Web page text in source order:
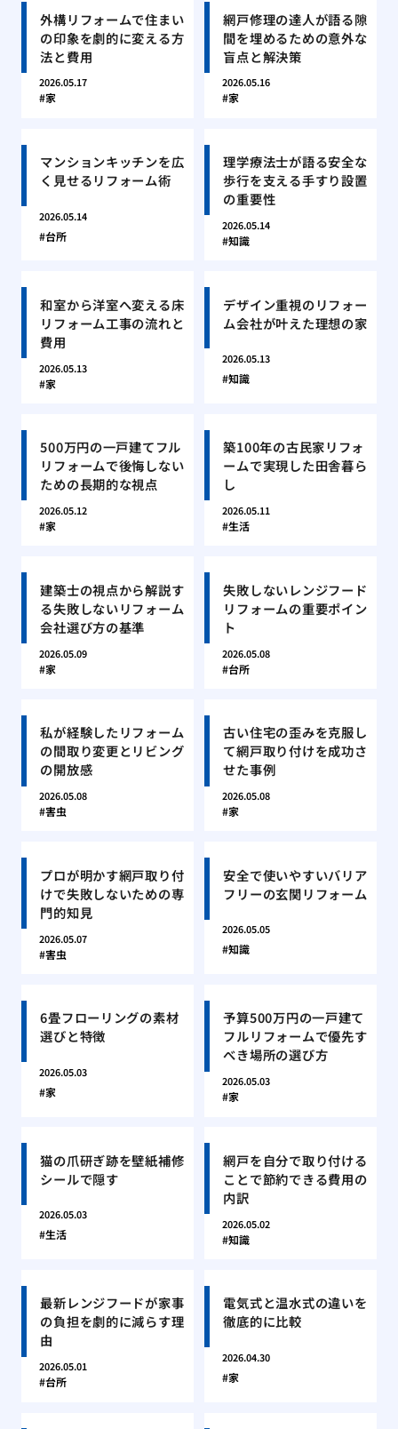
外構リフォームで住まい
の印象を劇的に変える方
法と費用
2026.05.17
家
網戸修理の達人が語る隙
間を埋めるための意外な
盲点と解決策
2026.05.16
家
マンションキッチンを広
く見せるリフォーム術
2026.05.14
台所
理学療法士が語る安全な
歩行を支える手すり設置
の重要性
2026.05.14
知識
和室から洋室へ変える床
リフォーム工事の流れと
費用
2026.05.13
家
デザイン重視のリフォー
ム会社が叶えた理想の家
2026.05.13
知識
500万円の一戸建てフル
リフォームで後悔しない
ための長期的な視点
2026.05.12
家
築100年の古民家リフォ
ームで実現した田舎暮ら
し
2026.05.11
生活
建築士の視点から解説す
る失敗しないリフォーム
会社選び方の基準
2026.05.09
家
失敗しないレンジフード
リフォームの重要ポイン
ト
2026.05.08
台所
私が経験したリフォーム
の間取り変更とリビング
の開放感
2026.05.08
害虫
古い住宅の歪みを克服し
て網戸取り付けを成功さ
せた事例
2026.05.08
家
プロが明かす網戸取り付
けで失敗しないための専
門的知見
2026.05.07
害虫
安全で使いやすいバリア
フリーの玄関リフォーム
2026.05.05
知識
6畳フローリングの素材
選びと特徴
2026.05.03
家
予算500万円の一戸建て
フルリフォームで優先す
べき場所の選び方
2026.05.03
家
猫の爪研ぎ跡を壁紙補修
シールで隠す
2026.05.03
生活
網戸を自分で取り付ける
ことで節約できる費用の
内訳
2026.05.02
知識
最新レンジフードが家事
の負担を劇的に減らす理
由
2026.05.01
台所
電気式と温水式の違いを
徹底的に比較
2026.04.30
家